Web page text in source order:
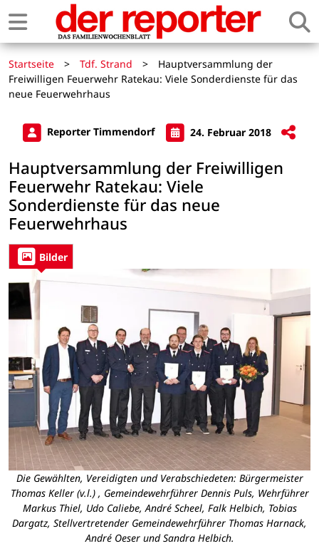
Startseite > Tdf. Strand >
Hauptversammlung der
Freiwilligen Feuerwehr Ratekau: Viele Sonderdienste für das
neue Feuerwehrhaus
Reporter Timmendorf 24. Februar 2018
Hauptversammlung der Freiwilligen
Feuerwehr Ratekau: Viele
Sonderdienste für das neue
Feuerwehrhaus
Bilder
Die Gewählten, Vereidigten und Verabschiedeten: Bürgermeister
Thomas Keller (v.l.) , Gemeindewehrführer Dennis Puls, Wehrführer
Markus Thiel, Udo Caliebe, André Scheel, Falk Helbich, Tobias
Dargatz, Stellvertretender Gemeindewehrführer Thomas Harnack,
André Oeser und Sandra Helbich.